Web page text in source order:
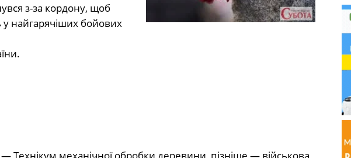
з-за кордону, щоб
у найгарячіших бойових
механічної обробки деревини, пізніше — військова